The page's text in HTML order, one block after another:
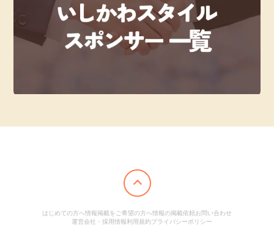
はじめての方へ情報掲載をご希望の方へ情報の掲載依頼お問い合わせ
運営会社・採用情報利用規約プライバシーポリシー